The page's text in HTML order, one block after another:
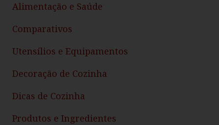
Alimentação e Saúde
Comparativos
Utensílios e Equipamentos
Decoração de Cozinha
Dicas de Cozinha
Produtos e Ingredientes